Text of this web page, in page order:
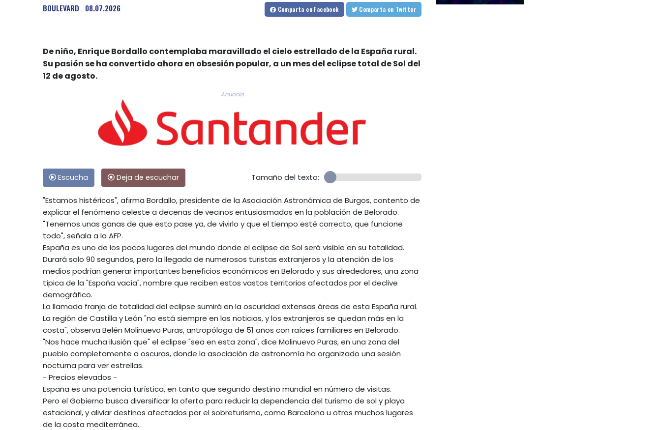
BOULEVARD 08.07.2026 Comparta en Facebook Comparta en Twitter
De niño, Enrique Bordallo contemplaba maravillado el cielo estrellado de la España rural.
Su pasión se ha convertido ahora en obsesión popular, a un mes del eclipse total de Sol del
12 de agosto.
Anuncio
Escucha Deja de escuchar Tamaño del texto:
"Estamos histéricos", afirma Bordallo, presidente de la Asociación Astronómica de Burgos, contento de
explicar el fenómeno celeste a decenas de vecinos entusiasmados en la población de Belorado.
"Tenemos unas ganas de que esto pase ya, de vivirlo y que el tiempo esté correcto, que funcione
todo", señala a la AFP.
España es uno de los pocos lugares del mundo donde el eclipse de Sol será visible en su totalidad.
Durará solo 90 segundos, pero la llegada de numerosos turistas extranjeros y la atención de los
medios podrían generar importantes beneficios económicos en Belorado y sus alrededores, una zona
típica de la "España vacía", nombre que reciben estos vastos territorios afectados por el declive
demográfico.
La llamada franja de totalidad del eclipse sumirá en la oscuridad extensas áreas de esta España rural.
La región de Castilla y León "no está siempre en las noticias, y los extranjeros se quedan más en la
costa", observa Belén Molinuevo Puras, antropóloga de 51 años con raíces familiares en Belorado.
"Nos hace mucha ilusión que" el eclipse "sea en esta zona", dice Molinuevo Puras, en una zona del
pueblo completamente a oscuras, donde la asociación de astronomía ha organizado una sesión
nocturna para ver estrellas.
- Precios elevados -
España es una potencia turística, en tanto que segundo destino mundial en número de visitas.
Pero el Gobierno busca diversificar la oferta para reducir la dependencia del turismo de sol y playa
estacional, y aliviar destinos afectados por el sobreturismo, como Barcelona u otros muchos lugares
de la costa mediterránea.